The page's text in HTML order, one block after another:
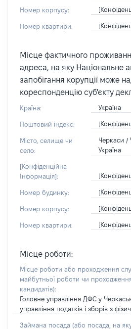
Номер корпусу:
Номер квартири:
Місце фактичного
адреса, на яку Національне
запобігання корупції може
кореспонденцію суб'єкту
Країна: Україна
Поштовий індекс:
Місто, селище чи
село:
Черкаси /
Україна
[Конфіденційна
Інформація]:
Номер будинку:
Номер корпусу:
Номер квартири:
Місце роботи:
Місце роботи або проходження
майбутньої роботи чи
кандидатів):
Головне управління ДФС у
управління податків і зборів з
Займана посада (або посада, на